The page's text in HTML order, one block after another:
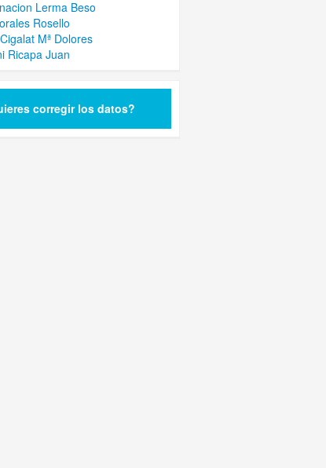
Lerma Beso
Rosello
Mª Dolores
Ricapa Juan
corregir los datos?